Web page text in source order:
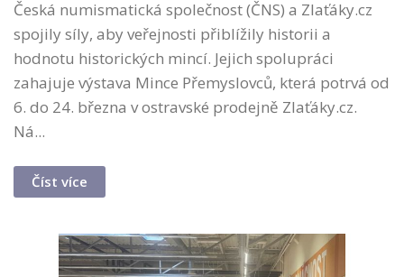
Česká numismatická společnost (ČNS) a Zlaťáky.cz
spojily síly, aby veřejnosti přiblížily historii a
hodnotu historických mincí. Jejich spolupráci
zahajuje výstava Mince Přemyslovců, která potrvá od
6. do 24. března v ostravské prodejně Zlaťáky.cz.
Ná...
Číst více